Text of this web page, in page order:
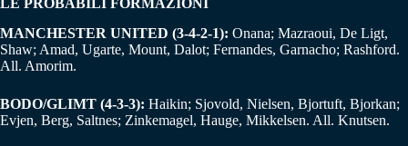
LE PROBABILI FORMAZIONI
MANCHESTER UNITED (3-4-2-1): Onana; Mazraoui, De Ligt,
Shaw; Amad, Ugarte, Mount, Dalot; Fernandes, Garnacho; Rashford.
All. Amorim.
BODO/GLIMT (4-3-3): Haikin; Sjovold, Nielsen, Bjortuft, Bjorkan;
Evjen, Berg, Saltnes; Zinkemagel, Hauge, Mikkelsen. All. Knutsen.